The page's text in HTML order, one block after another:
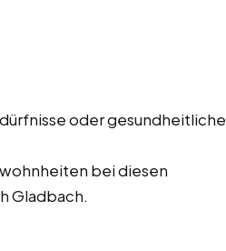
oder gesundheitliche
bei diesen
Gladbach.